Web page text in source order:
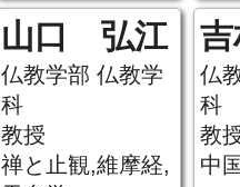
山口 弘江
仏教学部 仏教学
科
教授
禅と止観,維摩経,
仏
科
教
中